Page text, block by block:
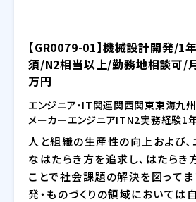
【GR0079-01】機械設計開発/1
須/N2相当以上/勤務地相談可/
万円
エンジニア・IT関連関西関東東海九州
メーカーエンジニアITN2実務経験1
人と組織の生産性の向上および
なはたらき方を追求し、はたらき
ことで社会課題の解決を図ってま
発・ものづくりの領域においては